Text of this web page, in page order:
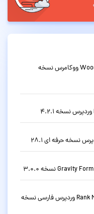
قالب فروشگاهی چندمنظوره وودمارت WoodMart ووکامرس نسخه
دانلود افزونه سئو حرفه ای رنک مث Rank Math Pro وردپرس فارسی نسخه